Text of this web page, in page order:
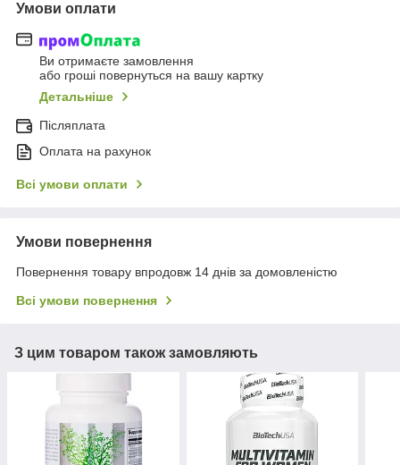
Умови оплати
Ви отримаєте замовлення
або гроші повернуться на вашу картку
Детальніше
Післяплата
Оплата на рахунок
Всі умови оплати
Умови повернення
Повернення товару впродовж 14 днів за домовленістю
Всі умови повернення
З цим товаром також замовляють